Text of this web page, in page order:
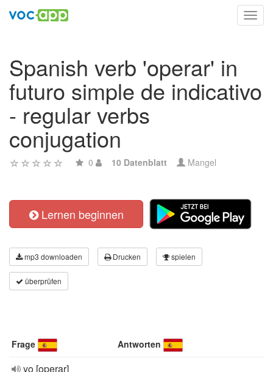
Spanish verb 'operar' in
futuro simple de indicativo
- regular verbs
conjugation
0 10 Datenblatt Mangel
Lernen beginnen
mp3 downloaden Drucken spielen
überprüfen
Frage Antworten
yo [operar]